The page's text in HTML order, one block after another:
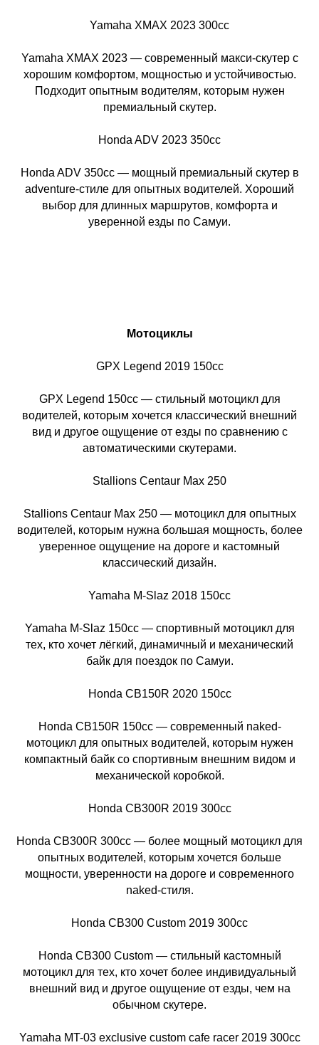
Yamaha XMAX 2023 300cc
Yamaha XMAX 2023 — современный макси-скутер с
хорошим комфортом, мощностью и устойчивостью.
Подходит опытным водителям, которым нужен
премиальный скутер.
Honda ADV 2023 350cc
Honda ADV 350cc — мощный премиальный скутер в
adventure-стиле для опытных водителей. Хороший
выбор для длинных маршрутов, комфорта и
уверенной езды по Самуи.
Мотоциклы
GPX Legend 2019 150cc
GPX Legend 150cc — стильный мотоцикл для
водителей, которым хочется классический внешний
вид и другое ощущение от езды по сравнению с
автоматическими скутерами.
Stallions Centaur Max 250
Stallions Centaur Max 250 — мотоцикл для опытных
водителей, которым нужна большая мощность, более
уверенное ощущение на дороге и кастомный
классический дизайн.
Yamaha M-Slaz 2018 150cc
Yamaha M-Slaz 150cc — спортивный мотоцикл для
тех, кто хочет лёгкий, динамичный и механический
байк для поездок по Самуи.
Honda CB150R 2020 150cc
Honda CB150R 150cc — современный naked-
мотоцикл для опытных водителей, которым нужен
компактный байк со спортивным внешним видом и
механической коробкой.
Honda CB300R 2019 300cc
Honda CB300R 300cc — более мощный мотоцикл для
опытных водителей, которым хочется больше
мощности, уверенности на дороге и современного
naked-стиля.
Honda CB300 Custom 2019 300cc
Honda CB300 Custom — стильный кастомный
мотоцикл для тех, кто хочет более индивидуальный
внешний вид и другое ощущение от езды, чем на
обычном скутере.
Yamaha MT-03 exclusive custom cafe racer 2019 300cc